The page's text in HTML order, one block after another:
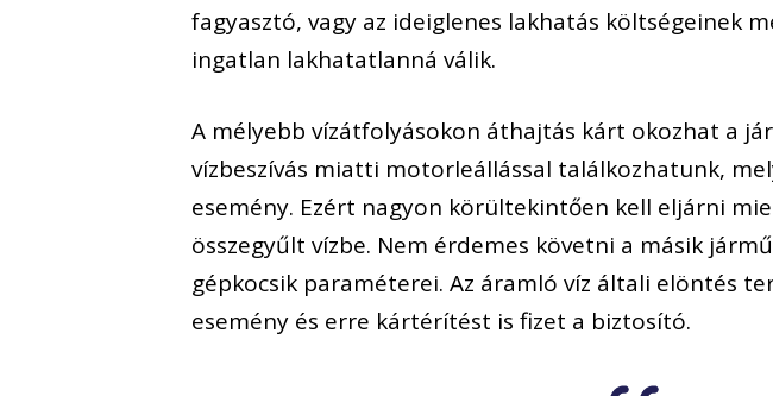
fagyasztó, vagy az ideiglenes lakhatás költségeinek
ingatlan lakhatatlanná válik.
A mélyebb vízátfolyásokon áthajtás kárt okozhat a
vízbeszívás miatti motorleállással találkozhatunk,
esemény. Ezért nagyon körültekintően kell eljárni
összegyűlt vízbe. Nem érdemes követni a másik
gépkocsik paraméterei. Az áramló víz általi elöntés
esemény és erre kártérítést is fizet a biztosító.